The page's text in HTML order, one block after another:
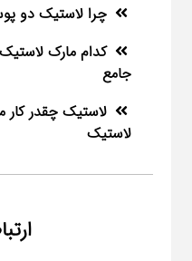
چرا لاستیک دو
کدام مارک
جامع
لاستیک چقدر کار
لاستیک